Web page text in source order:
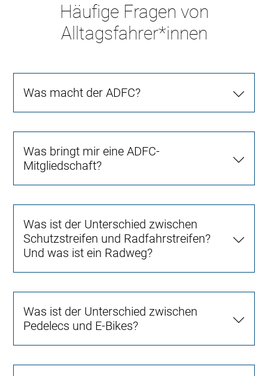
Häufige Fragen von
Alltagsfahrer*innen
Was macht der ADFC?
Was bringt mir eine ADFC-
Mitgliedschaft?
Was ist der Unterschied zwischen
Schutzstreifen und Radfahrstreifen?
Und was ist ein Radweg?
Was ist der Unterschied zwischen
Pedelecs und E-Bikes?